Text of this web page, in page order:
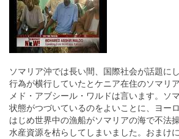
ソマリア沖では長い間、国際社会が話題に
行為が横行していたとケニア在住のソマリ
メド・アブシール・ワルドは言います。ソ
状態がつづいているのをよいことに、ヨー
はじめ世界中の漁船がソマリアの海で不法
水産資源を枯らしてしまいました。おまけ